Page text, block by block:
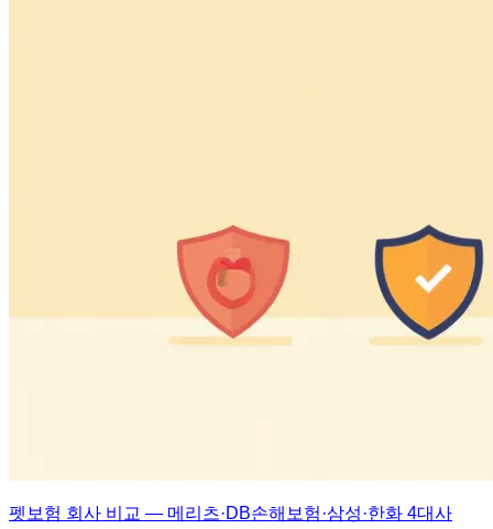
펫보험 회사 비교 — 메리츠·DB손해보험·삼성·한화 4대사